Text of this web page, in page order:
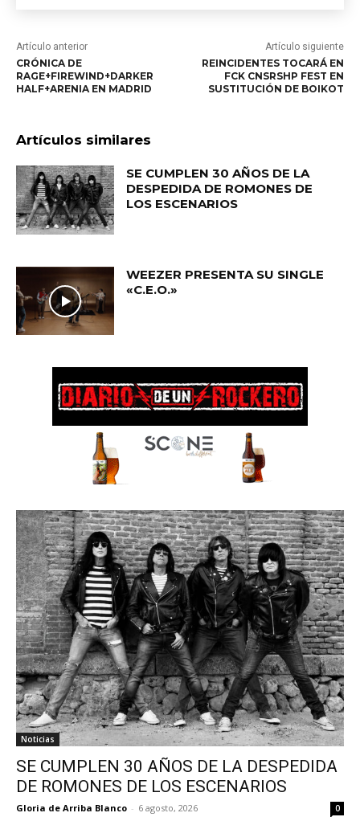
Artículo anterior
CRÓNICA DE
RAGE+FIREWIND+DARKER
HALF+ARENIA EN MADRID
Artículo siguiente
REINCIDENTES TOCARÁ EN
FCK CNSRSHP FEST EN
SUSTITUCIÓN DE BOIKOT
Artículos similares
SE CUMPLEN 30 AÑOS DE LA
DESPEDIDA DE ROMONES DE
LOS ESCENARIOS
WEEZER PRESENTA SU SINGLE
«C.E.O.»
Noticias
SE CUMPLEN 30 AÑOS DE LA DESPEDIDA
DE ROMONES DE LOS ESCENARIOS
Gloria de Arriba Blanco - 6 agosto, 2026 0